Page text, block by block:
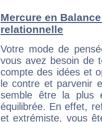
Mercure en
relationnelle
Votre mode de
vous avez besoin de
compte des idées et
le contre et parvenir
semble être la plus
équilibrée. En effet,
et extrémiste, vous